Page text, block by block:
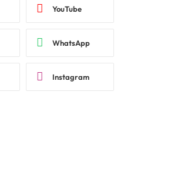
YouTube
WhatsApp
Instagram